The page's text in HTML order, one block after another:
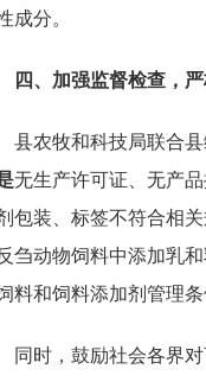
成分。
四、加强监督检查，
县农牧和科技局联合
无生产许可证、无产
包装、标签不符合相关
刍动物饲料中添加乳
饲料和饲料添加剂管理
同时，鼓励社会各界